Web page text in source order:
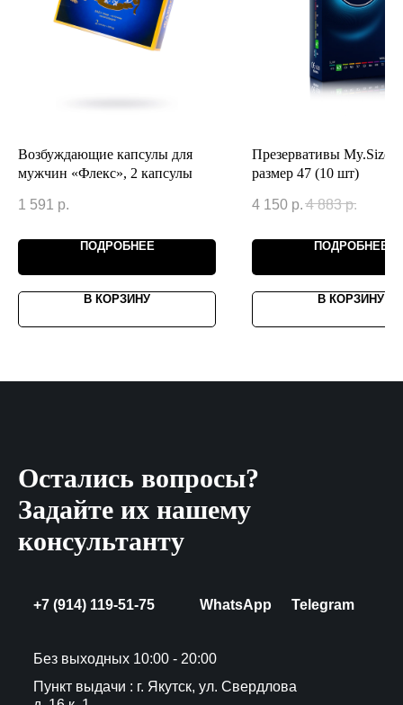
Возбуждающие капсулы для
мужчин «Флекс», 2 капсулы
1 591 р.
ПОДРОБНЕЕ
В КОРЗИНУ
Презервативы My.Size
размер 47 (10 шт)
4 150 р. 4 883 р.
ПОДРОБНЕЕ
В КОРЗИНУ
Остались вопросы?
Задайте их нашему
консультанту
+7 (914) 119-51-75 WhatsApp Telegram
Без выходных 10:00 - 20:00
Пункт выдачи : г. Якутск, ул. Свердлова